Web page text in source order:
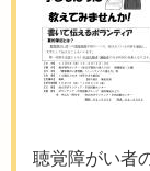
聴覚障がい者